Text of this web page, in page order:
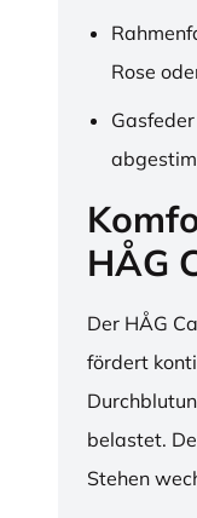
Rose
HÅG
Der HÅG
fördert
belastet.
Stehen